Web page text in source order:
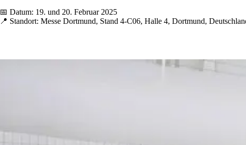
📅 Datum: 19. und 20. Februar 2025
📍 Standort: Messe Dortmund, Stand 4-C06, Halle 4, Dortmund,